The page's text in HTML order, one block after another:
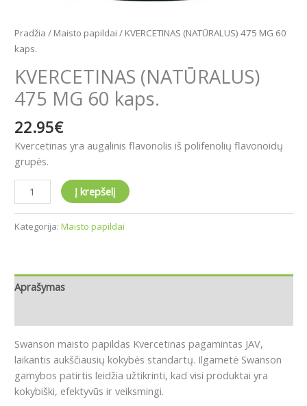
Pradžia / Maisto papildai / KVERCETINAS (NATŪRALUS) 475 MG 60
kaps.
KVERCETINAS (NATŪRALUS)
475 MG 60 kaps.
22.95€
Kvercetinas yra augalinis flavonolis iš polifenolių flavonoidų
grupės.
Į krepšelį
Kategorija: Maisto papildai
Aprašymas
Swanson maisto papildas Kvercetinas pagamintas JAV,
laikantis aukščiausių kokybės standartų. Ilgametė Swanson
gamybos patirtis leidžia užtikrinti, kad visi produktai yra
kokybiški, efektyvūs ir veiksmingi.